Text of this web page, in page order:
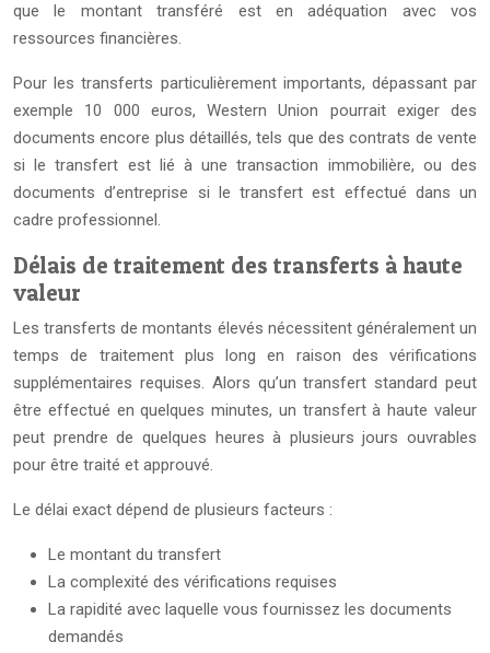
que le montant transféré est en adéquation avec vos
ressources financières.
Pour les transferts particulièrement importants, dépassant par
exemple 10 000 euros, Western Union pourrait exiger des
documents encore plus détaillés, tels que des contrats de vente
si le transfert est lié à une transaction immobilière, ou des
documents d’entreprise si le transfert est effectué dans un
cadre professionnel.
Délais de traitement des transferts à haute
valeur
Les transferts de montants élevés nécessitent généralement un
temps de traitement plus long en raison des vérifications
supplémentaires requises. Alors qu’un transfert standard peut
être effectué en quelques minutes, un transfert à haute valeur
peut prendre de quelques heures à plusieurs jours ouvrables
pour être traité et approuvé.
Le délai exact dépend de plusieurs facteurs :
Le montant du transfert
La complexité des vérifications requises
La rapidité avec laquelle vous fournissez les documents
demandés